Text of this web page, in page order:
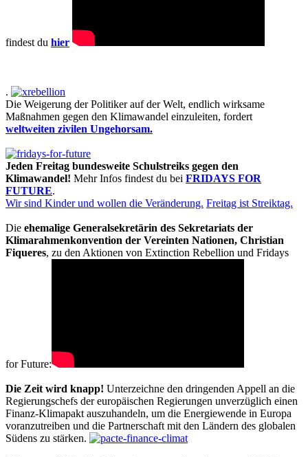
findest du hier
.
Die Weigerung der Politiker auf der Welt, endlich wirksame
Maßnahmen gegen den Klimawandel einzuleiten, fordert
weltweiten zivilen Ungehorsam.
Jeden Freitag bundesweite Schulstreiks gegen den
Klimawandel! Mehr Infos findest du bei FRIDAYS FOR
FUTURE.
Wir sind Kinder und wollen die Veränderung. Freitag ist Streiktag.
Die ehemalige Generalsekretärin des Sekretariats der
Klimarahmenkonvention der Vereinten Nationen, Christian
Fiqueres, zu den Aktionen von Extinction Rebellion und Fridays
for Future:
Die Zeit wird knapp! Unterzeichne den dringenden Appell an die
Regierungschefs der europäischen Regierungen unverzüglich einen
Finanz-Klimapakt auszuhandeln, um die Energiewende in Europa
voranzutreiben und die Partnerschaft mit den Ländern des globalen
Südens zu stärken.